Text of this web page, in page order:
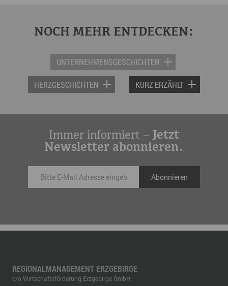
NOCH MEHR ENTDECKEN:
UNTERNEHMENSGESCHICHTEN
HERZGESCHICHTEN KURZ ERZÄHLT
Immer informiert – Jetzt
Newsletter abonnieren.
REGIONALMANAGEMENT ERZGEBIRGE
c/o Wirtschaftsförderung Erzgebirge GmbH